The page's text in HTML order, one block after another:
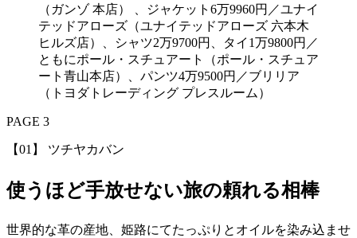
（ガンゾ 本店） 、ジャケット6万9960円／ユナイ
テッドアローズ（ユナイテッドアローズ 六本木
ヒルズ店）、シャツ2万9700円、タイ1万9800円／
ともにポール・スチュアート（ポール・スチュア
ート青山本店）、パンツ4万9500円／ブリリア
（トヨダトレーディング プレスルーム）
PAGE 3
【01】 ツチヤカバン
使うほど手放せない旅の頼れる相棒
世界的な革の産地、姫路にてたっぷりとオイルを染み込ませ